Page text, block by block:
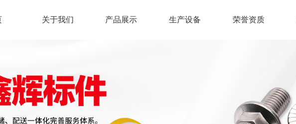
关于我们 产品展示 生产设备 荣誉资质